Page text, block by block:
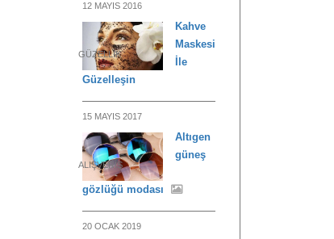
12 MAYIS 2016
GÜZELLIK
Kahve
Maskesi
İle
Güzelleşin
15 MAYIS 2017
ALIŞVERIŞ
Altıgen
güneş
gözlüğü modası
20 OCAK 2019